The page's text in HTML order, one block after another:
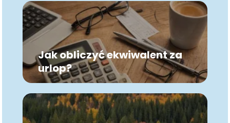
Jak obliczyć ekwiwalent za
urlop?